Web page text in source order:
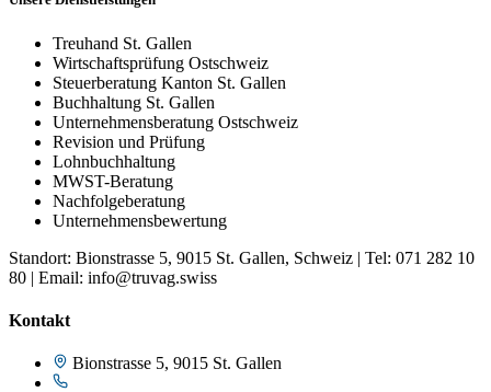
Treuhand St. Gallen
Wirtschaftsprüfung Ostschweiz
Steuerberatung Kanton St. Gallen
Buchhaltung St. Gallen
Unternehmensberatung Ostschweiz
Revision und Prüfung
Lohnbuchhaltung
MWST-Beratung
Nachfolgeberatung
Unternehmensbewertung
Standort: Bionstrasse 5, 9015 St. Gallen, Schweiz | Tel: 071 282 10
80 | Email: info@truvag.swiss
Kontakt
Bionstrasse 5, 9015 St. Gallen